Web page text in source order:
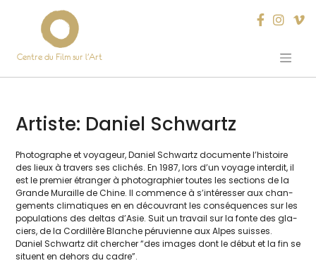
Centre du Film sur l’Art
Artiste: Daniel Schwartz
Photographe et voya­geur, Daniel Schwartz docu­mente l’his­toire
des lieux à tra­vers ses cli­chés. En 1987, lors d’un voyage inter­dit, il
est le pre­mier étran­ger à pho­to­gra­phier toutes les sec­tions de la
Grande Muraille de Chine. Il com­mence à s’in­té­res­ser aux chan­
ge­ments cli­ma­tiques en en décou­vrant les consé­quences sur les
popu­la­tions des del­tas d’Asie. Suit un tra­vail sur la fonte des gla­
ciers, de la Cordillère Blanche péru­vienne aux Alpes suisses.
Daniel Schwartz dit cher­cher “des images dont le début et la fin se
situent en dehors du cadre”.